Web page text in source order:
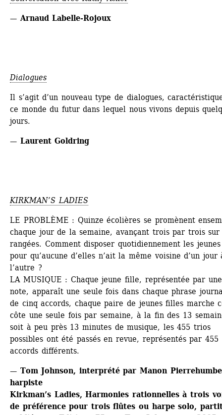
— Arnaud Labelle-Rojoux
Dialogues
Il s’agit d’un nouveau type de dialogues,
ce monde du futur dans lequel nous vivons depuis
jours.
— Laurent Goldring
KIRKMAN’S LADIES
LE PROBLÈME : Quinze écolières se promènent
chaque jour de la semaine, avançant trois par trois sur
rangées. Comment disposer quotidiennement les
pour qu’aucune d’elles n’ait la même voisine d’un jour
l’autre ?
LA MUSIQUE : Chaque jeune fille, représentée par une
note, apparaît une seule fois dans chaque phrase
de cinq accords, chaque paire de jeunes filles marche
côte une seule fois par semaine, à la fin des 13
soit à peu près 13 minutes de musique, les 455 trios
possibles ont été passés en revue, représentés par 455
accords différents.
— Tom Johnson, interprété par Manon
harpiste
Kirkman’s Ladies, Harmonies rationnelles à trois
de préférence pour trois flûtes ou harpe solo,